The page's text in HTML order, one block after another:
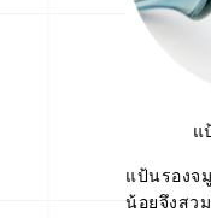
แ
แป้นรองจ
น้อยจึงสว